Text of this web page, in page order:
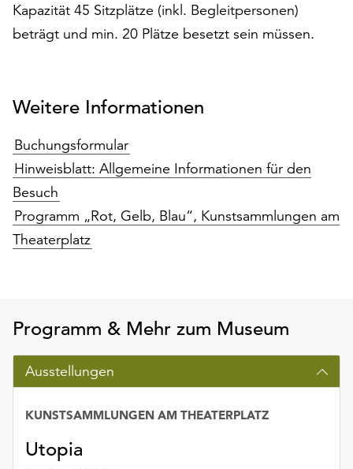
Kapazität 45 Sitzplätze (inkl. Begleitpersonen)
beträgt und min. 20 Plätze besetzt sein müssen.
Weitere Informationen
Buchungsformular
Hinweisblatt: Allgemeine Informationen für den
Besuch
Programm „Rot, Gelb, Blau“, Kunstsammlungen am
Theaterplatz
Programm & Mehr zum Museum
Ausstellungen
Utopia
KUNSTSAMMLUNGEN AM THEATERPLATZ